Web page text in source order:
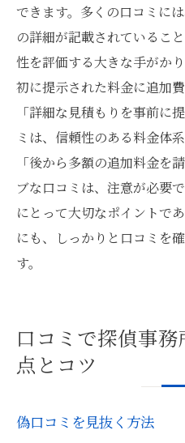
できます。多くの口コミに
の詳細が記載されているこ
性を評価する大きな手がか
初に提示された料金に追加
「詳細な見積もりを事前に
ミは、信頼性のある料金体
「後から多額の追加料金を
ブな口コミは、注意が必要
にとって大切なポイントで
にも、しっかりと口コミを
す。
口コミで探偵事
点とコツ
偽口コミを見抜く方法